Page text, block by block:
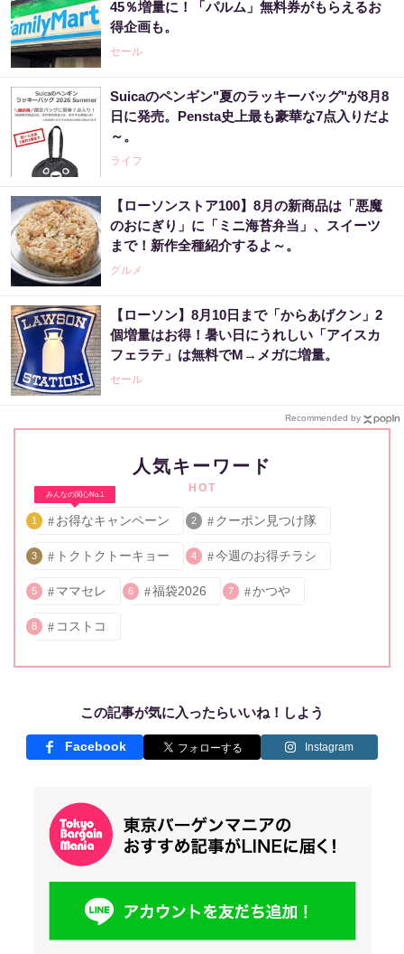
45％増量に！「パルム」無料券がもらえるお
得企画も。
セール
Suicaのペンギン"夏のラッキーバッグ"が8月8
日に発売。Pensta史上最も豪華な7点入りだよ
～。
ライフ
【ローソンストア100】8月の新商品は「悪魔
のおにぎり」に「ミニ海苔弁当」、スイーツ
まで！新作全種紹介するよ～。
グルメ
【ローソン】8月10日まで「からあげクン」2
個増量はお得！暑い日にうれしい「アイスカ
フェラテ」は無料でM→メガに増量。
セール
Recommended by
人気キーワード
HOT
みんなの関心No.1
1 お得なキャンペーン 2 クーポン見つけ隊
3 トクトクトーキョー 4 今週のお得チラシ
5 ママセレ 6 福袋2026 7 かつや
8 コストコ
この記事が気に入ったらいいね！しよう
Facebook Instagram